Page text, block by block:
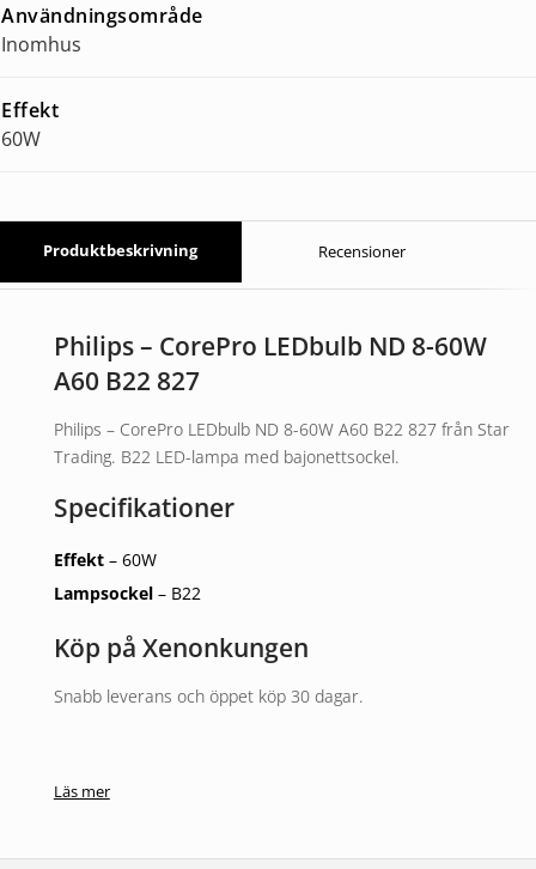
Användningsområde
Inomhus
Effekt
60W
Produktbeskrivning Recensioner
Philips – CorePro LEDbulb ND 8-60W
A60 B22 827
Philips – CorePro LEDbulb ND 8-60W A60 B22 827 från Star
Trading. B22 LED-lampa med bajonettsockel.
Specifikationer
Effekt– 60W
Lampsockel– B22
Köp på Xenonkungen
Snabb leverans och öppet köp 30 dagar.
Läs mer